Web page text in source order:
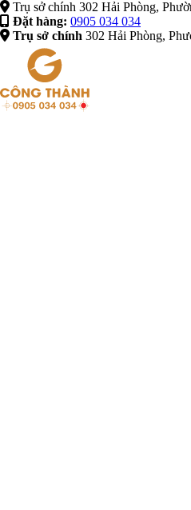
Trụ sở chính 302 Hải Phòng,
Đặt hàng: 0905 034 034
Trụ sở chính 302 Hải Phòng,